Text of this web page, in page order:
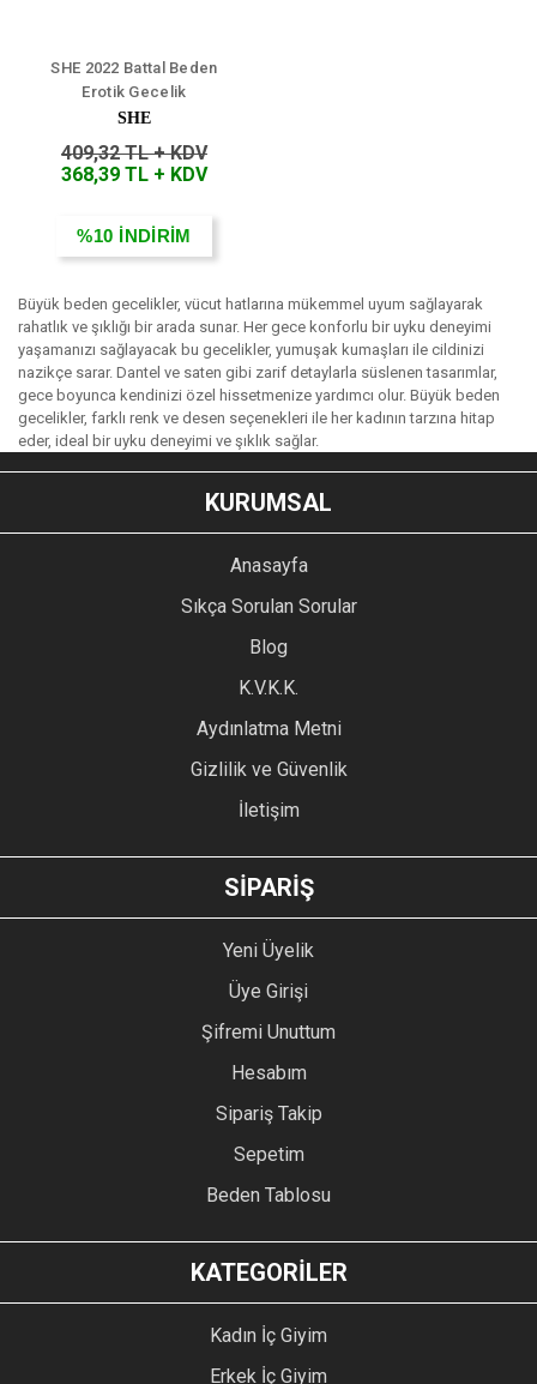
SHE 2022 Battal Beden
Erotik Gecelik
SHE
409,32 TL + KDV
368,39 TL + KDV
%10 İNDİRİM
Büyük beden gecelikler, vücut hatlarına mükemmel uyum sağlayarak
rahatlık ve şıklığı bir arada sunar. Her gece konforlu bir uyku deneyimi
yaşamanızı sağlayacak bu gecelikler, yumuşak kumaşları ile cildinizi
nazikçe sarar. Dantel ve saten gibi zarif detaylarla süslenen tasarımlar,
gece boyunca kendinizi özel hissetmenize yardımcı olur. Büyük beden
gecelikler, farklı renk ve desen seçenekleri ile her kadının tarzına hitap
eder, ideal bir uyku deneyimi ve şıklık sağlar.
KURUMSAL
Anasayfa
Sıkça Sorulan Sorular
Blog
K.V.K.K.
Aydınlatma Metni
Gizlilik ve Güvenlik
İletişim
SİPARİŞ
Yeni Üyelik
Üye Girişi
Şifremi Unuttum
Hesabım
Sipariş Takip
Sepetim
Beden Tablosu
KATEGORİLER
Kadın İç Giyim
Erkek İç Giyim